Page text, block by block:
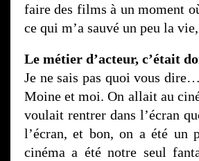
faire des films à un moment
ce qui m’a sauvé un peu la
Le métier d’acteur, c’était
Je ne sais pas quoi vous
Moine et moi. On allait au
voulait rentrer dans l’écran
l’écran, et bon, on a été un
cinéma a été notre seul